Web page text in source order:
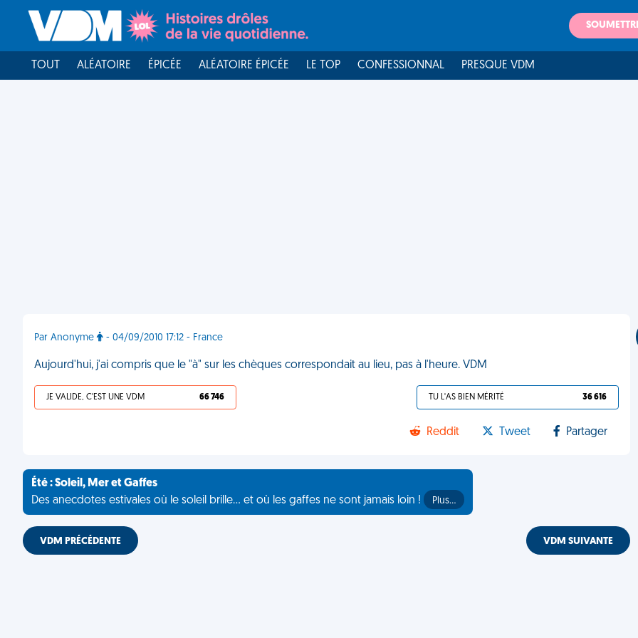
TOUT ALÉATOIRE ÉPICÉE ALÉATOIRE ÉPICÉE LE TOP CONFESSIONNAL PRESQUE VDM
Par Anonyme - 04/09/2010 17:12 - France
Aujourd'hui, j'ai compris que le "à" sur les chèques correspondait au lieu, pas à l'heure. VDM
JE VALIDE, C'EST UNE VDM 66 746 TU L'AS BIEN MÉRITÉ 36 616
Reddit Tweet Partager
Été : Soleil, Mer et Gaffes
Des anecdotes estivales où le soleil brille... et où les gaffes ne sont jamais loin !
Plus…
VDM PRÉCÉDENTE VDM SUIVANTE